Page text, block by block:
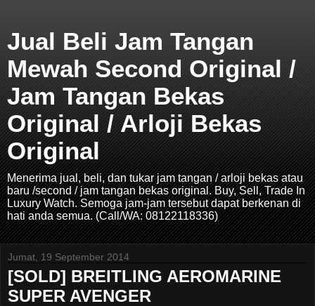
Jual Beli Jam Tangan
Mewah Second Original /
Jam Tangan Bekas
Original / Arloji Bekas
Original
Menerima jual, beli, dan tukar jam tangan / arloji bekas atau
baru /second / jam tangan bekas original. Buy, Sell, Trade In
Luxury Watch. Semoga jam-jam tersebut dapat berkenan di
hati anda semua. (Call/WA: 08122118336)
Jumat, 19 September 2014
[SOLD] BREITLING AEROMARINE
SUPER AVENGER